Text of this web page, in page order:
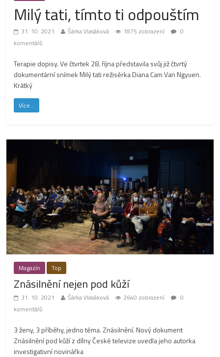
Milý tati, tímto ti odpouštím
31. 10. 2021 Šárka Vlasáková 1875 zobrazení
0
komentářů
Terapie dopisy. Ve čtvrtek 28. října představila svůj již čtvrtý
dokumentární snímek Milý tati režisérka Diana Cam Van Ngyuen.
Krátký
Více...
Magazín Top
Znásilnění nejen pod kůží
31. 10. 2021 Šárka Vlasáková 2640 zobrazení
0
komentářů
3 ženy, 3 příběhy, jedno téma. Znásilnění. Nový dokument
Znásilnění pod kůží z dílny České televize uvedla jeho autorka
investigativní novinářka